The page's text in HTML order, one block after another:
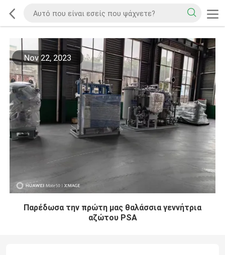
Nov 22, 2023
Παρέδωσα την πρώτη μας θαλάσσια γεννήτρια
αζώτου PSA